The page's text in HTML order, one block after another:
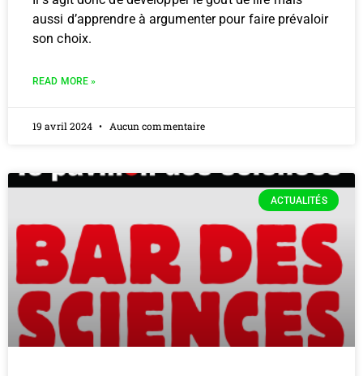
aussi d’apprendre à argumenter pour faire prévaloir
son choix.
READ MORE »
19 avril 2024 Aucun commentaire
ACTUALITÉS